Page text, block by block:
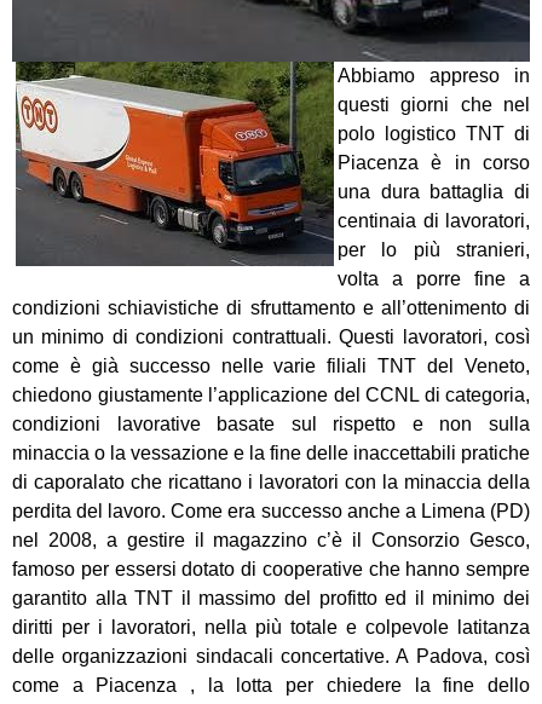
Abbiamo appreso in
questi giorni che nel
polo logistico TNT di
Piacenza è in corso
una dura battaglia di
centinaia di lavoratori,
per lo più stranieri,
volta a porre fine a
condizioni schiavistiche di sfruttamento e all’ottenimento di
un minimo di condizioni contrattuali. Questi lavoratori, così
come è già successo nelle varie filiali TNT del Veneto,
chiedono giustamente l’applicazione del CCNL di categoria,
condizioni lavorative basate sul rispetto e non sulla
minaccia o la vessazione e la fine delle inaccettabili pratiche
di caporalato che ricattano i lavoratori con la minaccia della
perdita del lavoro. Come era successo anche a Limena (PD)
nel 2008, a gestire il magazzino c’è il Consorzio Gesco,
famoso per essersi dotato di cooperative che hanno sempre
garantito alla TNT il massimo del profitto ed il minimo dei
diritti per i lavoratori, nella più totale e colpevole latitanza
delle organizzazioni sindacali concertative. A Padova, così
come a Piacenza , la lotta per chiedere la fine dello